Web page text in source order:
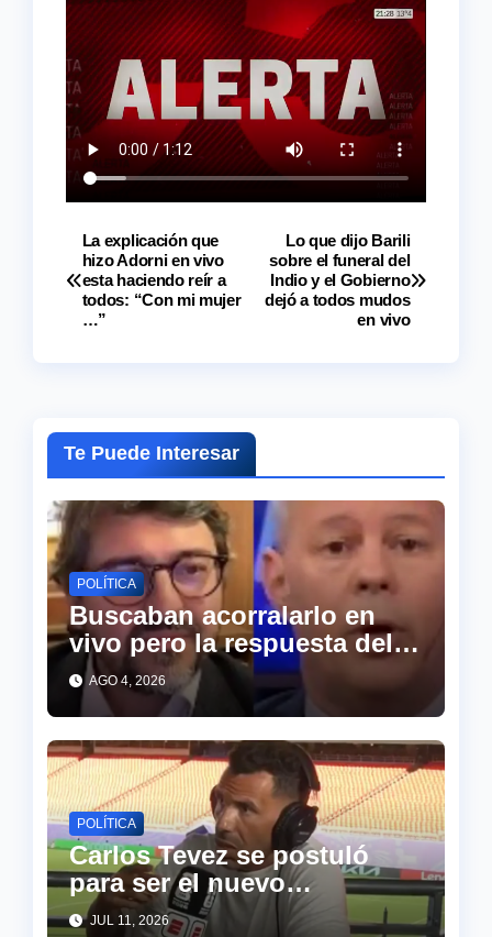
Navegación
de
Lo que dijo Barili
sobre el funeral del
Indio y el Gobierno
dejó a todos mudos
en vivo
La explicación que
hizo Adorni en vivo
esta haciendo reír a
todos: “Con mi mujer
…”
Te Puede Interesar
POLÍTICA
Buscaban acorralarlo en
vivo pero la respuesta del
abogado de Cristina
descolocó a todo el piso de
TN
AGO 4, 2026
POLÍTICA
Carlos Tevez se postuló
para ser el nuevo
presidente de argerntina y
JUL 11, 2026